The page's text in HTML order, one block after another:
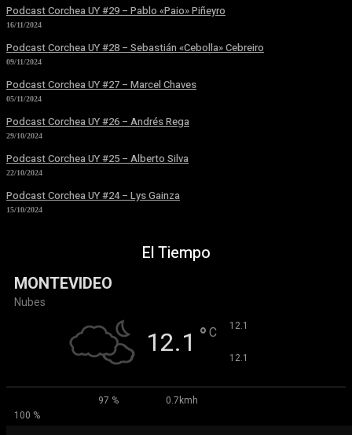
Podcast Corchea UY #29 – Pablo «Paio» Piñeyro
16/11/2024
Podcast Corchea UY #28 – Sebastián «Cebolla» Cebreiro
09/11/2024
Podcast Corchea UY #27 – Marcel Chaves
05/11/2024
Podcast Corchea UY #26 – Andrés Rega
29/10/2024
Podcast Corchea UY #25 – Alberto Silva
22/10/2024
Podcast Corchea UY #24 – Lys Gainza
15/10/2024
El Tiempo
MONTEVIDEO
Nubes
12.1 ° C 12.1
12.1
97 %
0.7kmh
100 %